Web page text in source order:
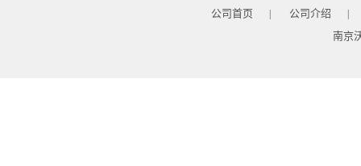
公司首页 | 公司介绍 |
南京